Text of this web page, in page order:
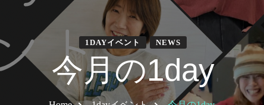
1DAYイベント NEWS
今月の1day